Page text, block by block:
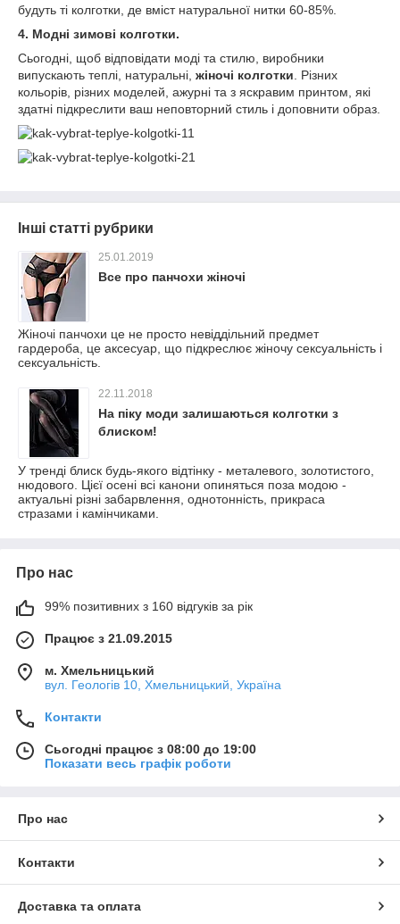
будуть ті колготки, де вміст натуральної нитки 60-85%.
4. Модні зимові колготки.
Сьогодні, щоб відповідати моді та стилю, виробники
випускають теплі, натуральні, жіночі колготки . Різних
кольорів, різних моделей, ажурні та з яскравим принтом, які
здатні підкреслити ваш неповторний стиль і доповнити образ.
Інші статті рубрики
25.01.2019
Все про панчохи жіночі
Жіночі панчохи це не просто невіддільний предмет
гардероба, це аксесуар, що підкреслює жіночу сексуальність і
сексуальність.
22.11.2018
На піку моди залишаються колготки з
блиском!
У тренді блиск будь-якого відтінку - металевого, золотистого,
нюдового. Цієї осені всі канони опиняться поза модою -
актуальні різні забарвлення, однотонність, прикраса
стразами і камінчиками.
Про нас
99% позитивних з 160 відгуків за рік
Працює з 21.09.2015
м. Хмельницький
вул. Геологів 10, Хмельницький, Україна
Контакти
Сьогодні працює з 08:00 до 19:00
Показати весь графік роботи
Про нас
Контакти
Доставка та оплата